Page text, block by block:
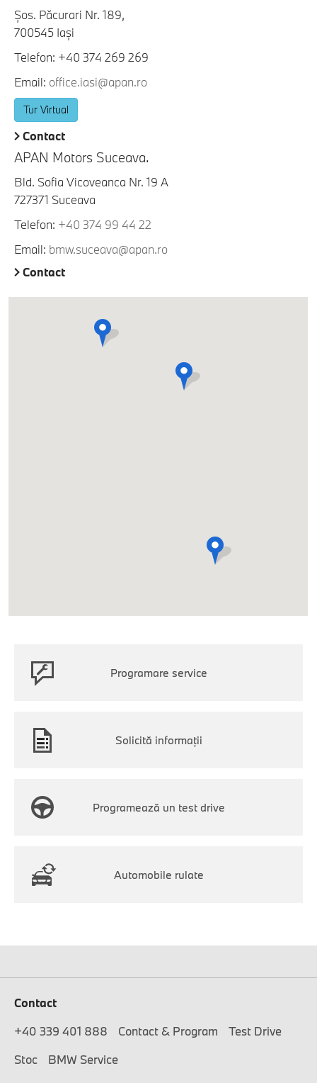
Şos. Păcurari Nr. 189,
700545 Iaşi
Telefon: +40 374 269 269
Email: office.iasi@apan.ro
Tur Virtual
Contact
APAN Motors Suceava.
Bld. Sofia Vicoveanca Nr. 19 A
727371 Suceava
Telefon: +40 374 99 44 22
Email: bmw.suceava@apan.ro
Contact
Programare service
Solicită informații
Programează un test drive
Automobile rulate
Contact
+40 339 401 888
Contact & Program
Test Drive
Stoc
BMW Service